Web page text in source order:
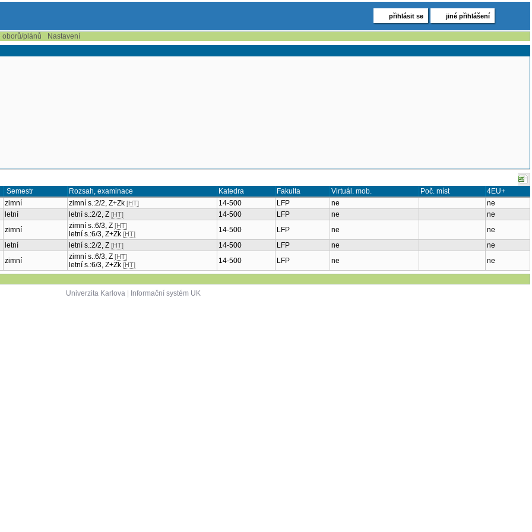
přihlásit se jiné přihlášení
oborů/plánů Nastavení
Semestr Rozsah, examinace Katedra Fakulta Virtuál. mob. Poč. míst
4EU+
zimní zimní s.:2/2, Z+Zk [HT] 14-500 LFP ne
ne
letní letní s.:2/2, Z [HT] 14-500 LFP ne
ne
zimní zimní s.:6/3, Z [HT]
letní s.:6/3, Z+Zk [HT] 14-500 LFP ne
ne
letní letní s.:2/2, Z [HT] 14-500 LFP ne
ne
zimní zimní s.:6/3, Z [HT]
letní s.:6/3, Z+Zk [HT] 14-500 LFP ne ne
Univerzita Karlova| Informační systém UK